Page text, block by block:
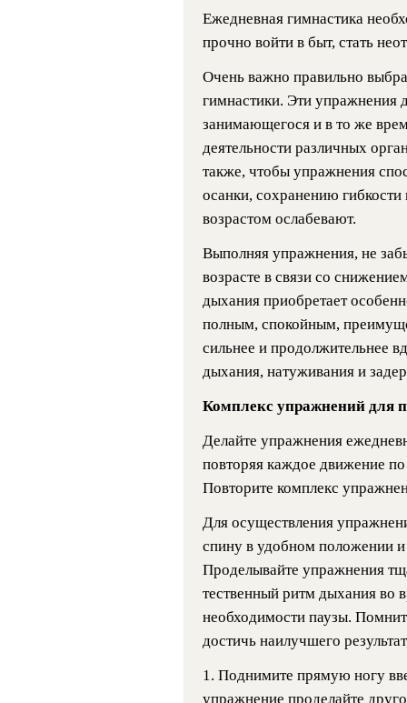
Ежедневная гимнастика
прочно войти в быт, стать
Очень важно правильно
гимнастики. Эти упражнения
занимающегося и в то же
деятельности различных
также, чтобы упражнения
осанки, сохранению
возрастом ослабевают.
Выполняя упражнения, не
возрасте в связи со
дыхания приобретает
полным, спокойным,
сильнее и продолжительнее
дыхания, натуживания и
Комплекс упражнений для
Делайте упражнения
повторяя каждое движение
Повторите комплекс
Для осуществления
спину в удобном положении
Проделывайте упражнения
тественный ритм дыхания во
необходимости паузы.
достичь наилучшего
1. Поднимите прямую ногу
упражнение проделайте